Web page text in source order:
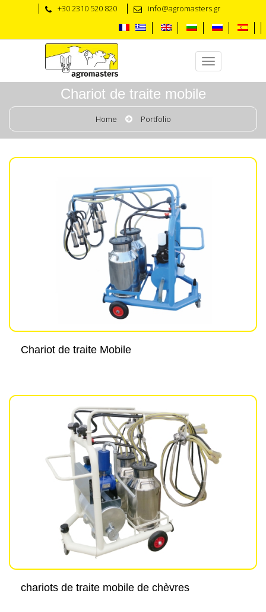
+30 2310 520 820 info@agromasters.gr
Chariot de traite mobile
Home Portfolio
Chariot de traite Mobile
chariots de traite mobile de chèvres